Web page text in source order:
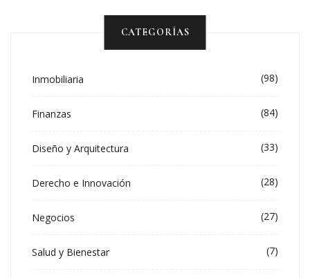
CATEGORÍAS
Inmobiliaria (98)
Finanzas (84)
Diseño y Arquitectura (33)
Derecho e Innovación (28)
Negocios (27)
Salud y Bienestar (7)